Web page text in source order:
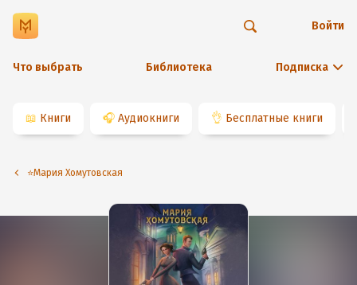
Что выбрать Библиотека Подписка
Войти
📖 Книги 🎧 Аудиокниги 👌 Бесплатные книги
⭐️Мария Хомутовская